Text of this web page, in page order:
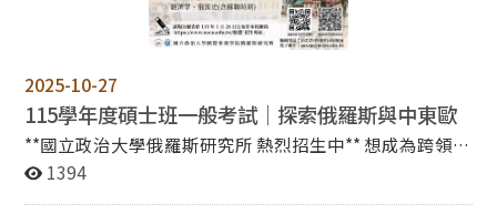
2025-10-27
115學年度碩士班一般考試｜探索俄羅斯與中東歐
**國立政治大學俄羅斯研究所 熱烈招生中** 想成為跨領域
研究的新力量嗎？ 現在就是加入政大俄羅斯研究所的最佳
1394